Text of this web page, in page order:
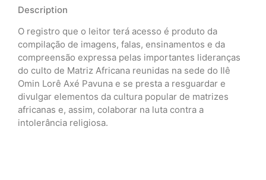
Description
O registro que o leitor terá acesso é produto da
compilação de imagens, falas, ensinamentos e da
compreensão expressa pelas importantes lideranças
do culto de Matriz Africana reunidas na sede do Ilê
Omin Lorê Axé Pavuna e se presta a resguardar e
divulgar elementos da cultura popular de matrizes
africanas e, assim, colaborar na luta contra a
intolerância religiosa.